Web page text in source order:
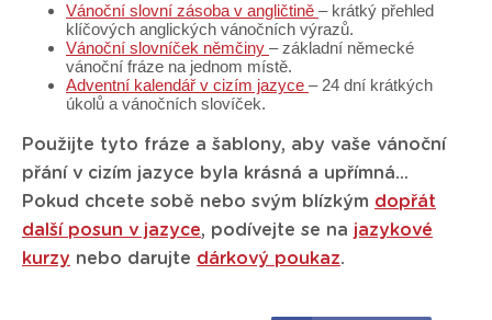
Vánoční slovní zásoba v angličtině – krátký přehled
klíčových anglických vánočních výrazů.
Vánoční slovníček němčiny – základní německé
vánoční fráze na jednom místě.
Adventní kalendář v cizím jazyce – 24 dní krátkých
úkolů a vánočních slovíček.
Použijte tyto fráze a šablony, aby vaše vánoční
přání v cizím jazyce byla krásná a upřímná...
Pokud chcete sobě nebo svým blízkým dopřát
další posun v jazyce, podívejte se na jazykové
kurzy nebo darujte dárkový poukaz.